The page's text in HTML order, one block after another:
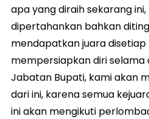
apa yang diraih sekarang
dipertahankan bahkan
mendapatkan juara disetiap
mempersiapkan diri selama
Jabatan Bupati, kami akan
dari ini, karena semua
ini akan mengikuti